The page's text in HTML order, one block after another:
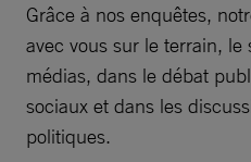
Grâce à nos enquêtes,
avec vous sur le terrain, le
médias, dans le débat
sociaux et dans les
politiques.